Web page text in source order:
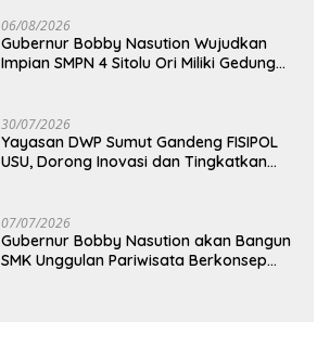
06/08/2026
Gubernur Bobby Nasution Wujudkan
Impian SMPN 4 Sitolu Ori Miliki Gedung
30/07/2026
Yayasan DWP Sumut Gandeng FISIPOL
USU, Dorong Inovasi dan Tingkatkan
07/07/2026
Gubernur Bobby Nasution akan Bangun
SMK Unggulan Pariwisata Berkonsep